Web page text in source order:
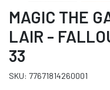
MAGIC THE
LAIR -
33
SKU: 77671814260001